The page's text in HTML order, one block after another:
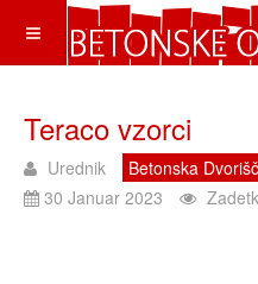
Teraco vzorci
Urednik
Betonska
30 Januar 2023